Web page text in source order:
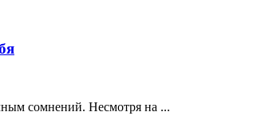
сомнений. Несмотря на ...